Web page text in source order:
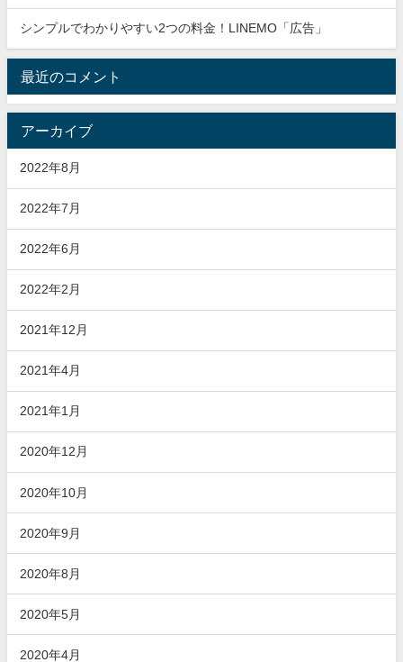
シンプルでわかりやすい2つの料金！LINEMO「広告」
最近のコメント
アーカイブ
2022年8月
2022年7月
2022年6月
2022年2月
2021年12月
2021年4月
2021年1月
2020年12月
2020年10月
2020年9月
2020年8月
2020年5月
2020年4月